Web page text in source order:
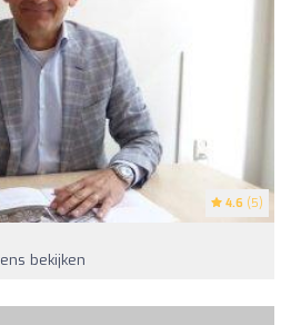
4.6 (5)
bekijken